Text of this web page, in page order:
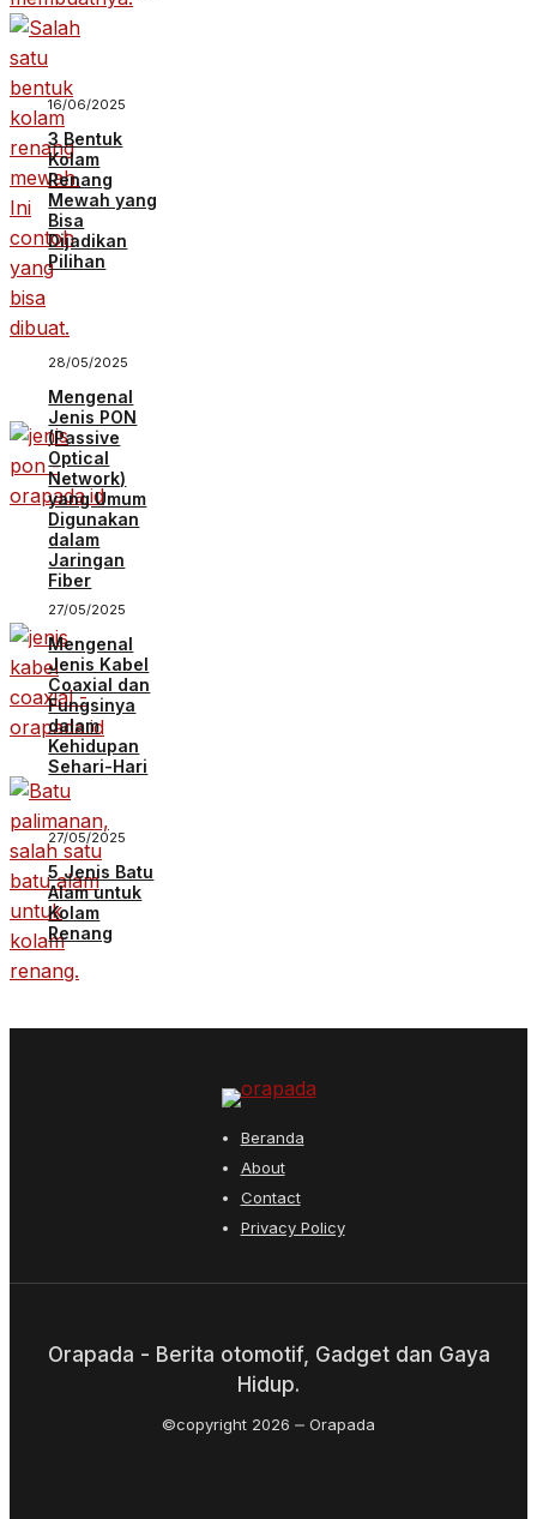
16/06/2025
3 Bentuk
Kolam
Renang
Mewah yang
Bisa
Dijadikan
Pilihan
28/05/2025
Mengenal
Jenis PON
(Passive
Optical
Network)
yang Umum
Digunakan
dalam
Jaringan
Fiber
27/05/2025
Mengenal
Jenis Kabel
Coaxial dan
Fungsinya
dalam
Kehidupan
Sehari-Hari
27/05/2025
5 Jenis Batu
Alam untuk
Kolam
Renang
Beranda
About
Contact
Privacy Policy
Orapada - Berita otomotif, Gadget dan Gaya
Hidup.
©copyright 2026 Orapada